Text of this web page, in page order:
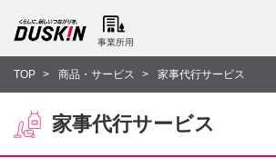
事業所用
TOP 商品・サービス 家事代行サービス
家事代行サービス